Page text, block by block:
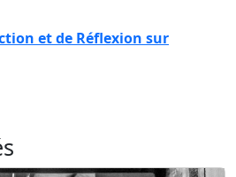
et de Réflexion sur